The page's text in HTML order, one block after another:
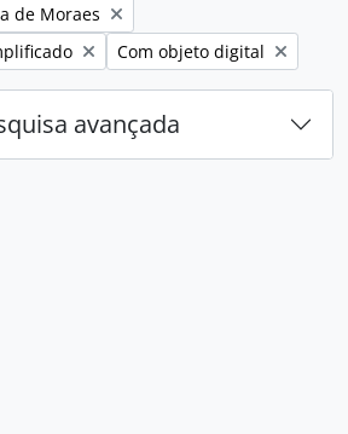
de Moraes
Remover filtro:
Com objeto digital
avançada